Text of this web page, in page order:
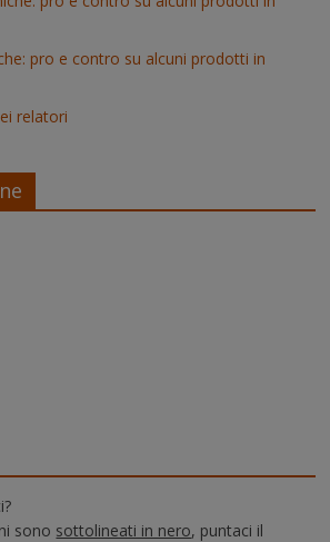
pro e contro su alcuni prodotti in
relatori
sono sottolineati in nero, puntaci il